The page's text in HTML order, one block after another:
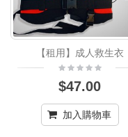
【租用】成人救生衣
$47.00
加入購物車